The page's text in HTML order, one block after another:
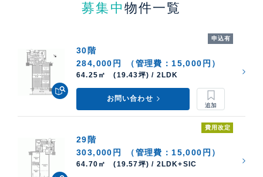
募集中 物件一覧
申込有
30階
284,000円
（管理費：15,000円）
64.25㎡ (19.43坪) / 2LDK
お問い合わせ
費用改定
29階
303,000円
（管理費：15,000円）
64.70㎡ (19.57坪) / 2LDK+SIC